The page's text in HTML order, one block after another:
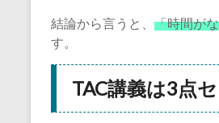
結論から言うと、 「時間が
す。
TAC講義は3点